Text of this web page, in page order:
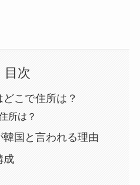
目次
こで住所は？
所は？
国と言われる理由
成